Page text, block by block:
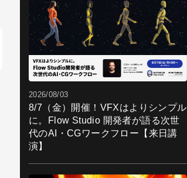
2026/08/03
8/7（金）開催！VFXはよりシンプル
に。Flow Studio 開発者が語る次世
代のAI・CGワークフロー【来日講
演】